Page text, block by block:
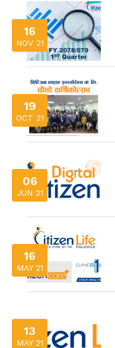
16
NOV 21
19
OCT 21
06
JUN 21
16
MAY 21
13
MAY 21